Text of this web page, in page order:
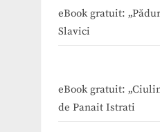
eBook gratuit:
Slavici
eBook gratuit:
de Panait Istrati